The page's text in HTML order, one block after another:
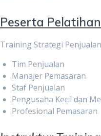
Peserta
Training Strategi
Tim Penjualan
Manajer Pemasaran
Staf Penjualan
Pengusaha Kecil dan
Profesional Pemasaran